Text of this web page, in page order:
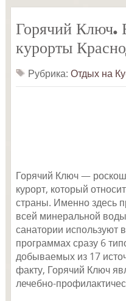
Горячий Ключ.
курорты
Рубрика: Отдых на
Горячий Ключ —
курорт, который
страны. Именно здесь
всей минеральной
санатории используют
программах сразу 6
добываемых из 17
факту, Горячий Ключ
лечебно-